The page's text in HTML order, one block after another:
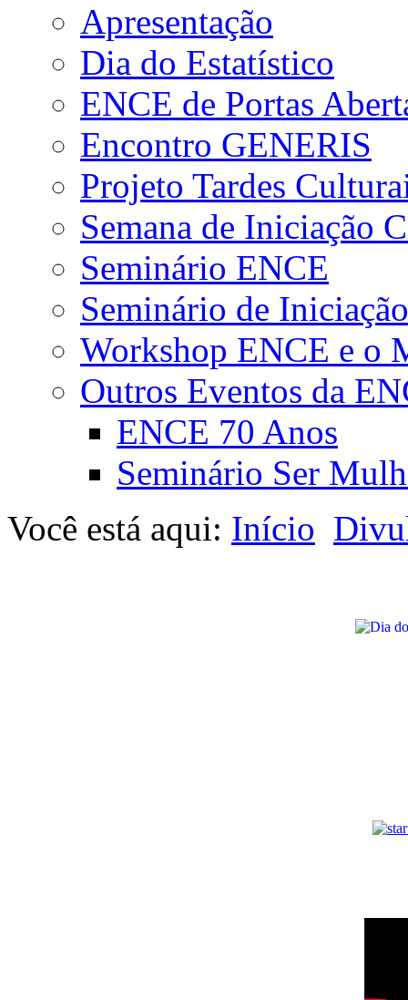
Apresentação
Dia do Estatístico
ENCE de Portas
Encontro GENERIS
Projeto Tardes
Semana de Iniciação
Seminário ENCE
Seminário de
Workshop ENCE e o
Outros Eventos da
ENCE 70 Anos
Seminário Ser
Você está aqui: Início